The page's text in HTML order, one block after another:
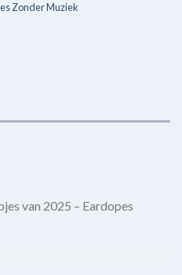
Zonder Muziek
van 2025 – Eardopes